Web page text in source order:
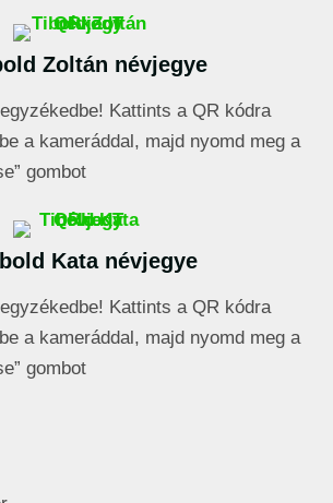
Zoltán névjegye
Kattints a QR kódra
a kameráddal, majd nyomd meg a
gombot
Kata névjegye
Kattints a QR kódra
a kameráddal, majd nyomd meg a
gombot